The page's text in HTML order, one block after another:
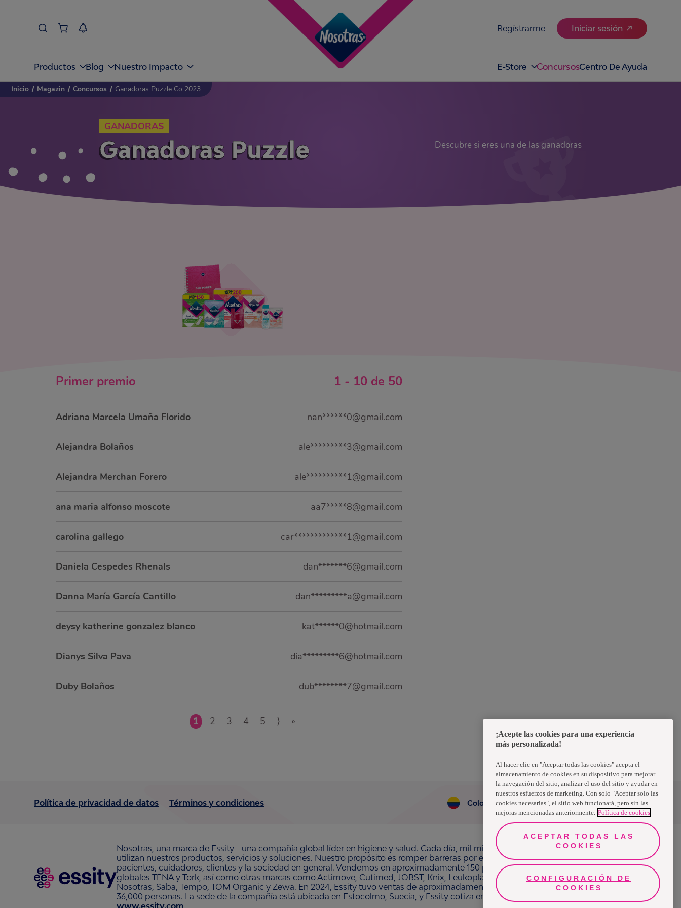
Regístrarme Iniciar sesión
Productos Blog Nuestro Impacto E-Store ConcursosCentro De Ayuda
¿Necesitas ayuda?
Inicio / Magazin / Concursos / Ganadoras Puzzle Co 2023
GANADORAS
Ganadoras Puzzle Descubre si eres una de las ganadoras
Primerpremio 1 - 10 de 50
Adriana Marcela Umaña Florido nan******0@gmail.com
Alejandra Bolaños ale*********3@gmail.com
Alejandra Merchan Forero ale**********1@gmail.com
ana maria alfonso moscote aa7*****8@gmail.com
carolina gallego car*************1@gmail.com
Daniela Cespedes Rhenals dan*******6@gmail.com
Danna María García Cantillo dan*********a@gmail.com
deysy katherine gonzalez blanco kat******0@hotmail.com
Dianys Silva Pava dia*********6@hotmail.com
Duby Bolaños dub********7@gmail.com
1 2 3 4 5 ⟩ »
Política de privacidad de datos Términos y condiciones Colombia
Nosotras, una marca de Essity - una compañía global líder en higiene y salud. Cada día, mil millones de personas, en todo el mundo,
utilizan nuestros productos, servicios y soluciones. Nuestro propósito es romper barreras por el bienestar en beneficio de consumidores,
pacientes, cuidadores, clientes y la sociedad en general. Vendemos en aproximadamente 150 países bajo las principales marcas
globales TENA y Tork, así como otras marcas como Actimove, Cutimed, JOBST, Knix, Leukoplast, Libero, Libresse, Lotus, Modibodi,
Nosotras, Saba, Tempo, TOM Organic y Zewa. En 2024, Essity tuvo ventas de aproximadamente 13 mil millones de euros y empleó a
36,000 personas. La sede de la compañía está ubicada en Estocolmo, Suecia, y Essity cotiza en Nasdaq Estocolmo. Más información en
www.essity.com
¡Acepte las cookies para una experiencia
más personalizada!
Al hacer clic en "Aceptar todas las cookies" acepta el
almacenamiento de cookies en su dispositivo para mejorar
la navegación del sitio, analizar el uso del sitio y ayudar en
nuestros esfuerzos de marketing. Con solo "Aceptar solo las
cookies necesarias", el sitio web funcionará, pero sin las
mejoras mencionadas anteriormente. Política de cookies
ACEPTAR TODAS LAS
COOKIES
CONFIGURACIÓN DE
COOKIES